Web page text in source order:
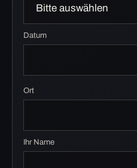
Datum
Ort
Ihr Name